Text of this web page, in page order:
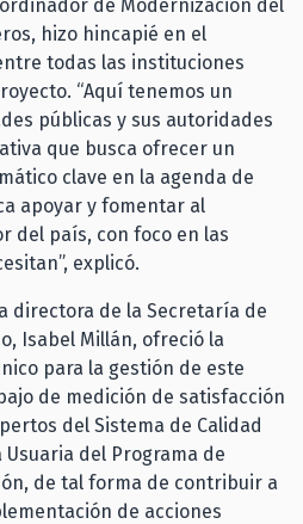
de Modernización del
hizo hincapié en el
todas las instituciones
“Aquí tenemos un
públicas y sus autoridades
que busca ofrecer un
clave en la agenda de
apoyar y fomentar al
del país, con foco en las
explicó.
directora de la Secretaría de
Isabel Millán, ofreció la
para la gestión de este
de medición de satisfacción
del Sistema de Calidad
del Programa de
de tal forma de contribuir a
de acciones